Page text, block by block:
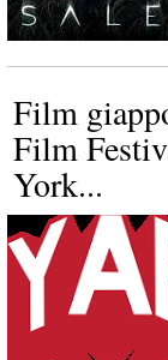
Film
Film
York...